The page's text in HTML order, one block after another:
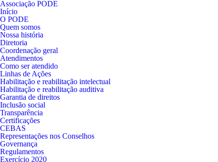
Associação PODE
Início
O PODE
Quem somos
Nossa história
Diretoria
Coordenação geral
Atendimentos
Como ser atendido
Linhas de Ações
Habilitação e reabilitação intelectual
Habilitação e reabilitação auditiva
Garantia de direitos
Inclusão social
Transparência
Certificações
CEBAS
Representações nos Conselhos
Governança
Regulamentos
Exercício 2020